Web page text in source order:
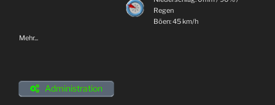
Regen
Böen: 45 km/h
Mehr...
Administration